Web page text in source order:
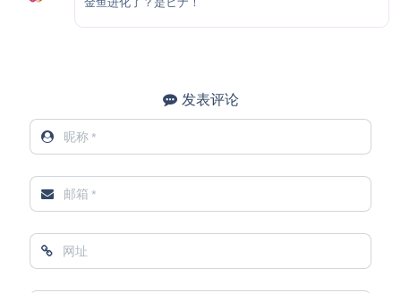
发表评论